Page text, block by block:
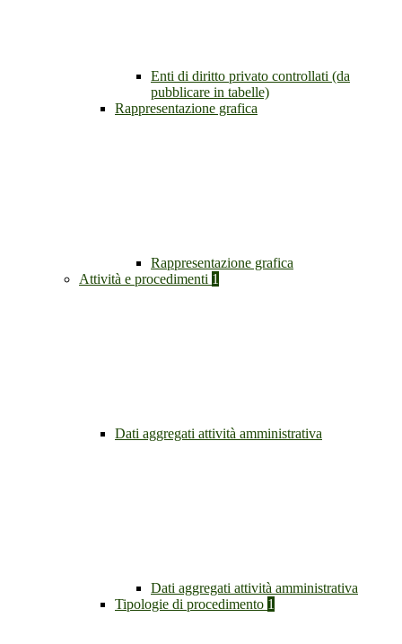
Enti di diritto privato controllati (da
pubblicare in tabelle)
Rappresentazione grafica
Rappresentazione grafica
Attività e procedimenti 1
Dati aggregati attività amministrativa
Dati aggregati attività amministrativa
Tipologie di procedimento 1